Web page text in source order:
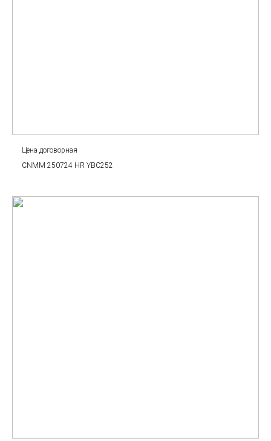
Цена договорная
CNMM 250724 HR YBC252